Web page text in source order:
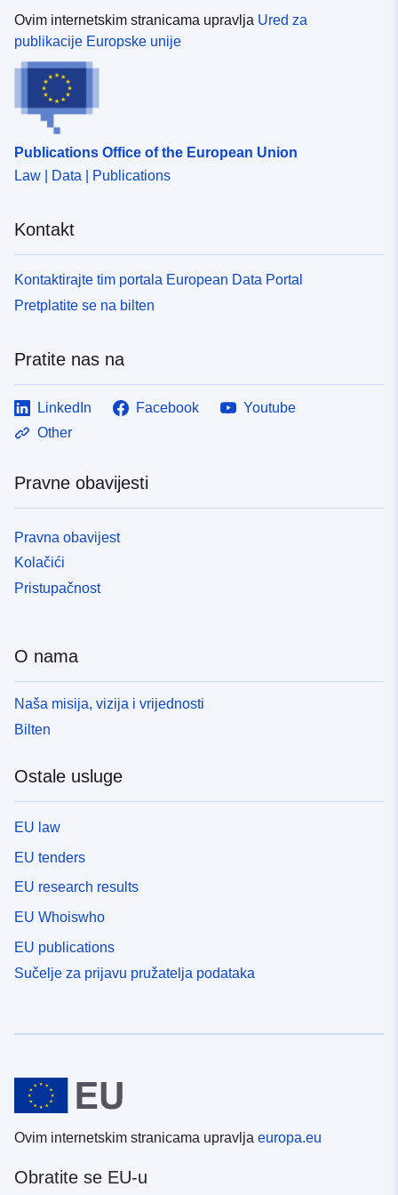
Ovim internetskim stranicama upravlja Ured za
publikacije Europske unije
Publications Office of the European Union
Law | Data | Publications
Kontakt
Kontaktirajte tim portala European Data Portal
Pretplatite se na bilten
Pratite nas na
LinkedIn Facebook
Youtube
Other
Pravne obavijesti
Pravna obavijest
Kolačići
Pristupačnost
O nama
Naša misija, vizija i vrijednosti
Bilten
Ostale usluge
EU law
EU tenders
EU research results
EU Whoiswho
EU publications
Sučelje za prijavu pružatelja podataka
Ovim internetskim stranicama upravlja europa.eu
Obratite se EU-u